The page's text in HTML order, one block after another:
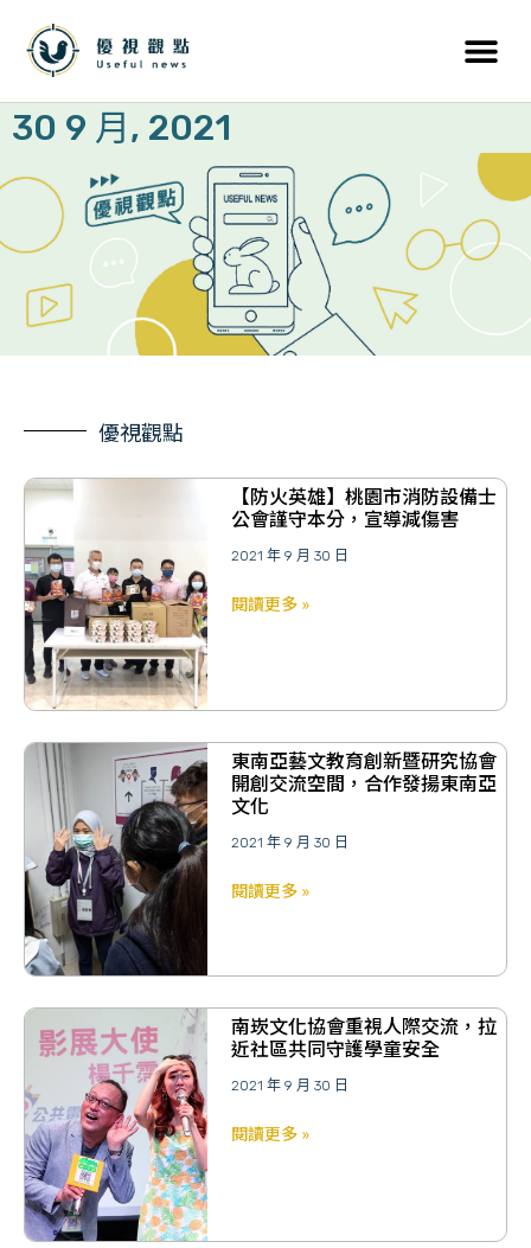
30 9 月, 2021
優視觀點
【防火英雄】桃園市消防設備士
公會謹守本分，宣導減傷害
2021 年 9 月 30 日
閱讀更多 »
東南亞藝文教育創新暨研究協會
開創交流空間，合作發揚東南亞
文化
2021 年 9 月 30 日
閱讀更多 »
南崁文化協會重視人際交流，拉
近社區共同守護學童安全
2021 年 9 月 30 日
閱讀更多 »